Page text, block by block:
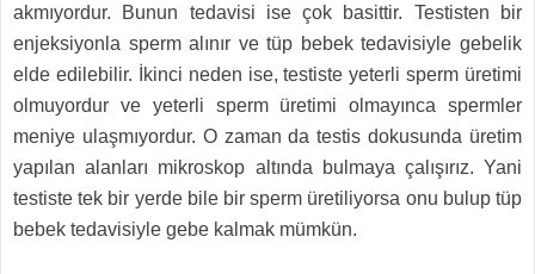
akmıyordur. Bunun tedavisi ise çok basittir. Testisten bir
enjeksiyonla sperm alınır ve tüp bebek tedavisiyle gebelik
elde edilebilir. İkinci neden ise, testiste yeterli sperm üretimi
olmuyordur ve yeterli sperm üretimi olmayınca spermler
meniye ulaşmıyordur. O zaman da testis dokusunda üretim
yapılan alanları mikroskop altında bulmaya çalışırız. Yani
testiste tek bir yerde bile bir sperm üretiliyorsa onu bulup tüp
bebek tedavisiyle gebe kalmak mümkün.